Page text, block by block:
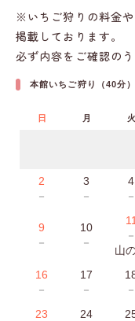
※いちご狩りの料金
掲載しております。
必ず内容をご確認の
本館いちご狩り（40分）
日 月 火
2
－
3
－
4
－
9
－
10
－
11
－
山
16
－
17
－
－
23
24